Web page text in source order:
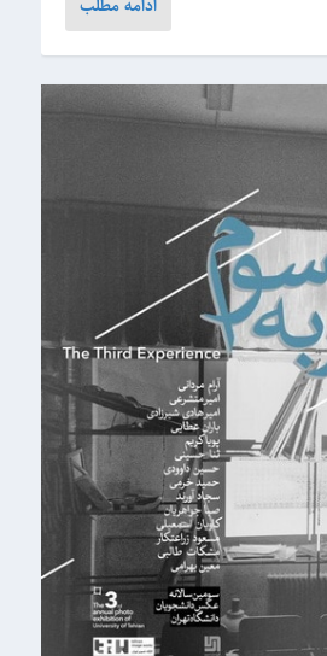
ادامه مطلب